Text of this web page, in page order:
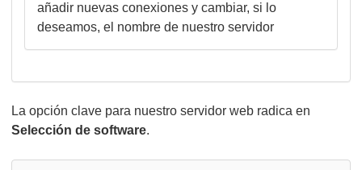
añadir nuevas conexiones y cambiar, si lo
deseamos, el nombre de nuestro servidor
La opción clave para nuestro servidor web radica en
Selección de software.